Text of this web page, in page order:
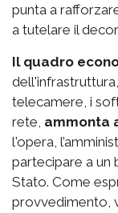
punta a
a tutelare il
Il quadro
telecamere, i
rete, ammonta
l'opera,
partecipare a un
Stato. Come
provvedimento,